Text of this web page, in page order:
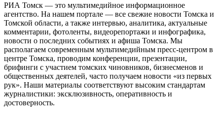
РИА Томск — это мультимедийное информационное
агентство. На нашем портале — все свежие новости Томска и
Томской области, а также интервью, аналитика, актуальные
комментарии, фотоленты, видеорепортажи и инфографика,
новости о последних событиях и афиша Томска. Мы
располагаем современным мультимедийным пресс-центром в
центре Томска, проводим конференции, презентации,
брифинги с участием томских чиновников, бизнесменов и
общественных деятелей, часто получаем новости «из первых
рук». Наши материалы соответствуют высоким стандартам
журналистики: эксклюзивность, оперативность и
достоверность.